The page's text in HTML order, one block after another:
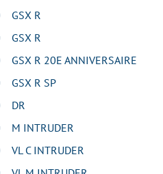
GSX R
GSX R
R 20E ANNIVERSAIRE
R SP
DR
INTRUDER
C INTRUDER